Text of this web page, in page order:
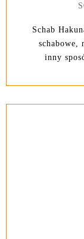
Schab
schabowe,
inny